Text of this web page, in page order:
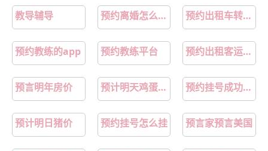
教导辅导 预约离婚怎么预约 预约出租车转非后几年报废
预约教练的app 预约教练平台 预约出租客运是什么性质
预言明年房价 预计明天鸡蛋价格走势 预约挂号成功后去医院怎么操作
预计明日猪价 预约挂号怎么挂 预言家预言美国